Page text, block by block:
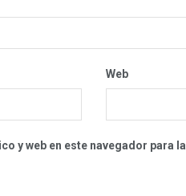
Web
y web en este navegador para